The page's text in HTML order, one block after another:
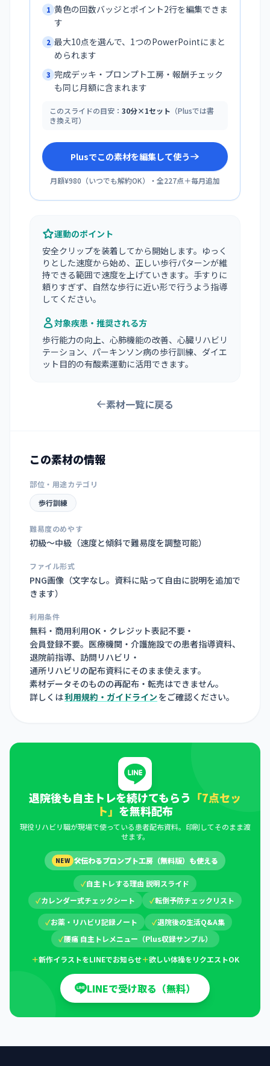
1 黄色の回数バッジとポイント2行を編集できま
す
2 最大10点を選んで、1つのPowerPointにまと
められます
3 完成デッキ・プロンプト工房・報酬チェック
も同じ月額に含まれます
このスライドの目安： 30分×1セット （Plusでは書
き換え可）
Plusでこの素材を編集して使う
月額¥980 （いつでも解約OK）・全227点＋毎月追加
運動のポイント
安全クリップを装着してから開始します。ゆっく
りとした速度から始め、正しい歩行パターンが維
持できる範囲で速度を上げていきます。手すりに
頼りすぎず、自然な歩行に近い形で行うよう指導
してください。
対象疾患・推奨される方
歩行能力の向上、心肺機能の改善、心臓リハビリ
テーション、パーキンソン病の歩行訓練、ダイエ
ット目的の有酸素運動に活用できます。
素材一覧に戻る
この素材の情報
部位・用途カテゴリ
歩行訓練
難易度のめやす
初級〜中級（速度と傾斜で難易度を調整可能）
ファイル形式
PNG画像（文字なし。資料に貼って自由に説明を追加で
きます）
利用条件
無料・商用利用OK・クレジット表記不要・
会員登録不要。医療機関・介護施設での患者指導資料、
退院前指導、訪問リハビリ・
通所リハビリの配布資料にそのまま使えます。
素材データそのものの再配布・転売はできません。
詳しくは利用規約・ガイドライン をご確認ください。
退院後も自主トレを続けてもらう 「7点セッ
ト」 を無料配布
現役リハビリ職が現場で使っている患者配布資料。印刷してそのまま渡
せます。
NEW 🛠伝わるプロンプト工房（無料版）も使える
✓自主トレする理由 説明スライド
✓カレンダー式チェックシート ✓転倒予防チェックリスト
✓お薬・リハビリ記録ノート ✓退院後の生活Q&A集
✓腰痛 自主トレメニュー（Plus収録サンプル）
＋新作イラストをLINEでお知らせ＋欲しい体操をリクエストOK
LINEで受け取る（無料）